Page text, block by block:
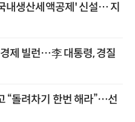
내생산세액공제' 신설… 지
제 빌런…李 대통령, 경질
“돌려차기 한번 해라”…선